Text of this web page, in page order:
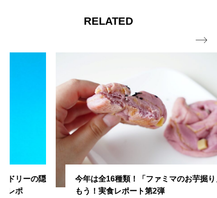
RELATED
今年は全16種類！「ファミマのお芋掘り」を楽し
もう！実食レポート第2弾
